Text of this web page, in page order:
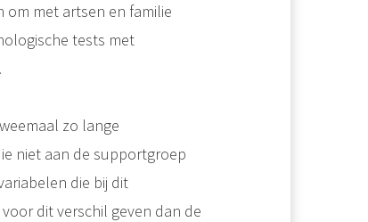
om met artsen en familie
tests met
zo lange
niet aan de supportgroep
die bij dit
dit verschil geven dan de